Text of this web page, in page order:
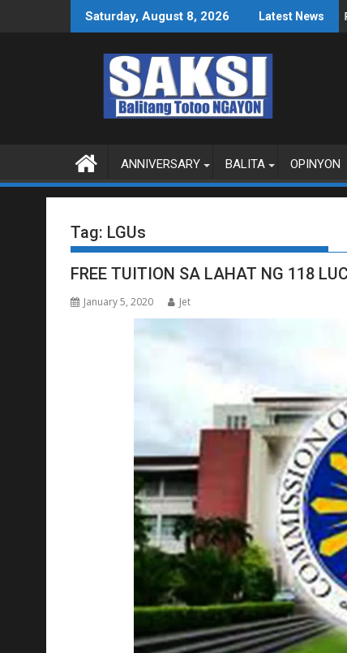
Saturday, August 8, 2026 Latest News
SUSPENDIHIN IMPLEMENTASYON NG RPVARA
PUBLIKO HINIKAYAT NI SPEAKER
ANNIVERSARY BALITA OPINYON
Tag: LGUs
FREE TUITION SA LAHAT NG 118
January 5, 2020 Jet